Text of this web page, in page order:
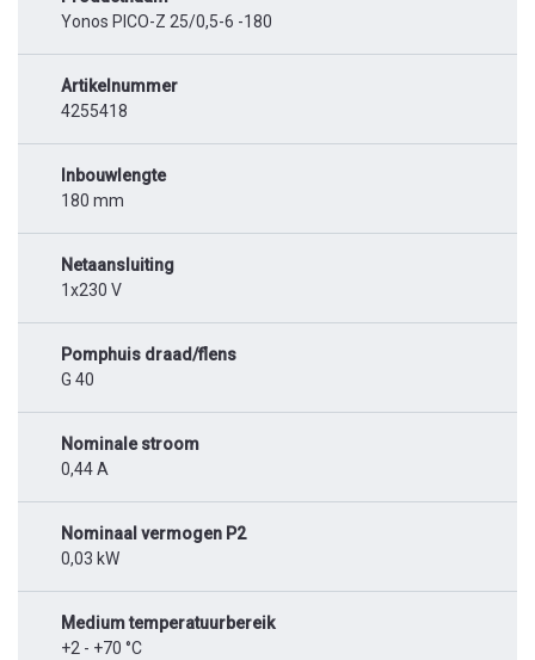
Yonos PICO-Z 25/0,5-6 -180
Artikelnummer
4255418
Inbouwlengte
180 mm
Netaansluiting
1x230 V
Pomphuis draad/flens
G 40
Nominale stroom
0,44 A
Nominaal vermogen P2
0,03 kW
Medium temperatuurbereik
+2 - +70 °C